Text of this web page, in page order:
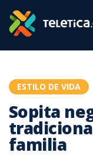
ESTILO DE VIDA
Sopita
familia